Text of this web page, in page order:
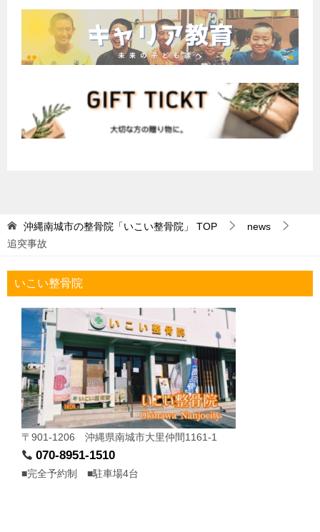
沖縄南城市の整骨院「いこい整骨院」 TOP
news
追突事故
いこい整骨院
〒901-1206 沖縄県南城市大里仲間1161-1
070-8951-1510
■完全予約制 ■駐車場4台